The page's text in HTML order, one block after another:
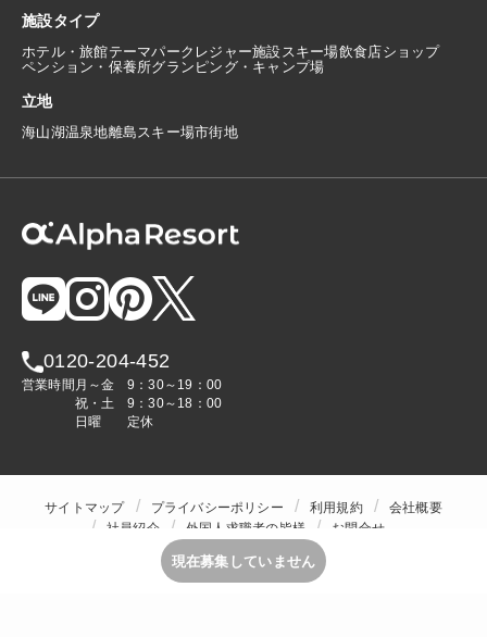
施設タイプ
ホテル・旅館テーマパーク レジャー施設 スキー場飲食店ショップ
ペンション・保養所グランピング・キャンプ場
立地
海山湖温泉地離島 スキー場市街地
0120-204-452
営業時間 月～金
9：30～19：00
祝・土
9：30～18：00
日曜
定休
サイトマップ プライバシーポリシー 利用規約
会社概要
社員紹介
外国人求職者の皆様
お問合せ
現在募集していません